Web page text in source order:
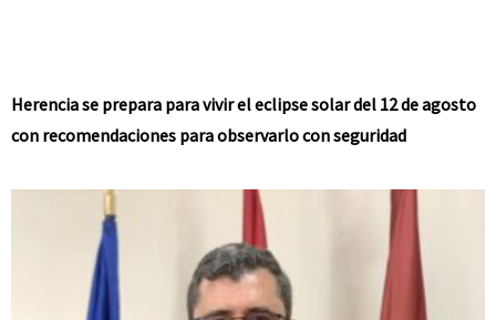
Herencia se prepara para vivir el eclipse solar del 12 de agosto
con recomendaciones para observarlo con seguridad